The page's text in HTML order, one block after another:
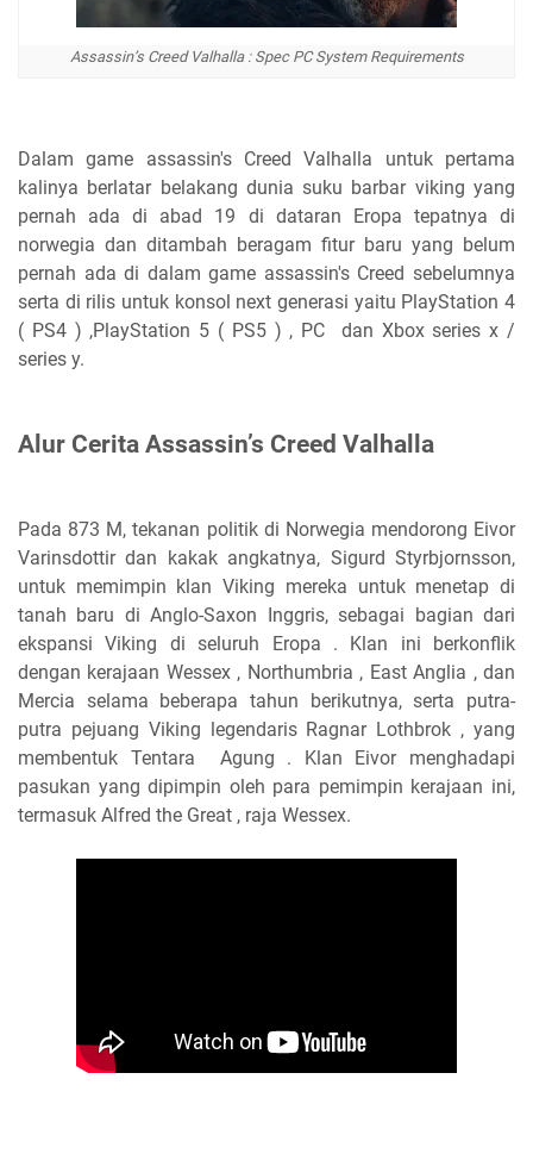
Assassin’s Creed Valhalla : Spec PC System Requirements
Dalam game assassin's Creed Valhalla untuk pertama
kalinya berlatar belakang dunia suku barbar viking yang
pernah ada di abad 19 di dataran Eropa tepatnya di
norwegia dan ditambah beragam fitur baru yang belum
pernah ada di dalam game assassin's Creed sebelumnya
serta di rilis untuk konsol next generasi yaitu PlayStation 4
( PS4 ) ,PlayStation 5 ( PS5 ) , PC dan Xbox series x /
series y.
Alur Cerita Assassin’s Creed Valhalla
Pada 873 M, tekanan politik di Norwegia mendorong Eivor
Varinsdottir dan kakak angkatnya, Sigurd Styrbjornsson,
untuk memimpin klan Viking mereka untuk menetap di
tanah baru di Anglo-Saxon Inggris, sebagai bagian dari
ekspansi Viking di seluruh Eropa . Klan ini berkonflik
dengan kerajaan Wessex , Northumbria , East Anglia , dan
Mercia selama beberapa tahun berikutnya, serta putra-
putra pejuang Viking legendaris Ragnar Lothbrok , yang
membentuk Tentara Agung . Klan Eivor menghadapi
pasukan yang dipimpin oleh para pemimpin kerajaan ini,
termasuk Alfred the Great , raja Wessex.